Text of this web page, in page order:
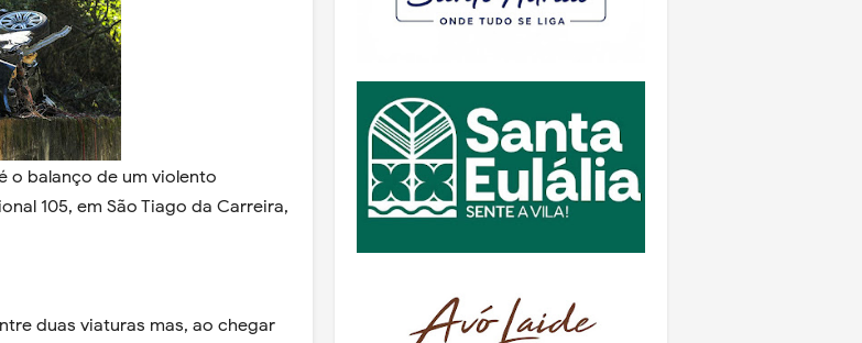
o balanço de um violento
105, em São Tiago da Carreira,
duas viaturas mas, ao chegar